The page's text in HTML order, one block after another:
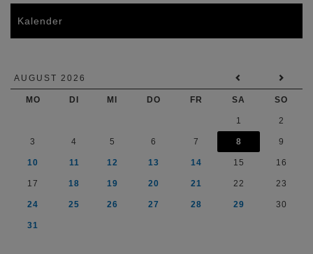
Kalender
AUGUST 2026
MO DI MI DO FR SA SO
1 2
3 4 5 6 7 8 9
10 11 12 13 14 15 16
17 18 19 20 21 22 23
24 25 26 27 28 29 30
31